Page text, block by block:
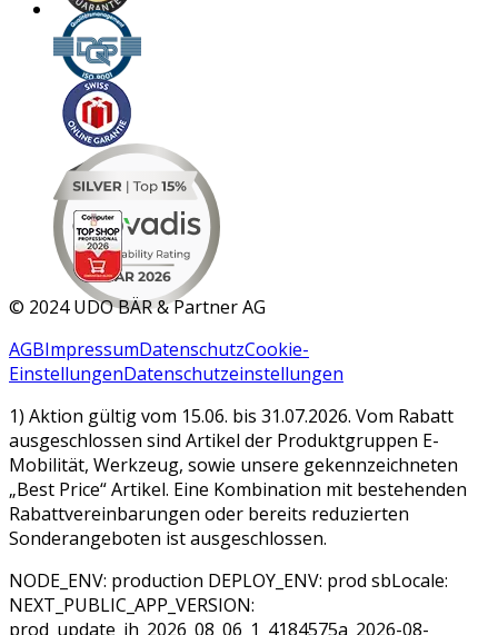
MAR 2026
© 2024 UDO BÄR & Partner AG
AGBImpressumDatenschutzCookie-
EinstellungenDatenschutzeinstellungen
1) Aktion gültig vom 15.06. bis 31.07.2026. Vom Rabatt
ausgeschlossen sind Artikel der Produktgruppen E-
Mobilität, Werkzeug, sowie unsere gekennzeichneten
„Best Price“ Artikel. Eine Kombination mit bestehenden
Rabattvereinbarungen oder bereits reduzierten
Sonderangeboten ist ausgeschlossen.
NODE_ENV: production DEPLOY_ENV: prod sbLocale:
NEXT_PUBLIC_APP_VERSION:
prod_update_jh_2026_08_06_1_4184575a_2026-08-